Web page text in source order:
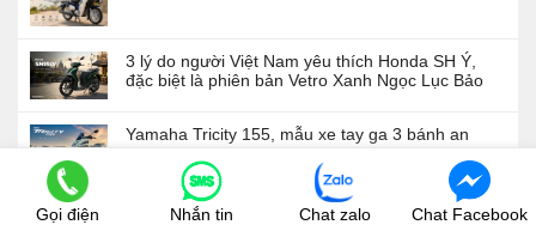
3 lý do người Việt Nam yêu thích Honda SH Ý,
đặc biệt là phiên bản Vetro Xanh Ngọc Lục Bảo
Yamaha Tricity 155, mẫu xe tay ga 3 bánh an
Gọi điện Nhắn tin Chat zalo Chat Facebook